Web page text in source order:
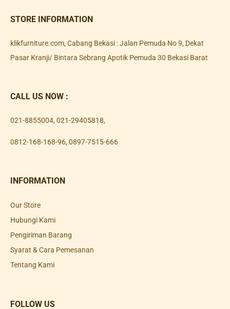
STORE INFORMATION
klikfurniture.com, Cabang Bekasi : Jalan Pemuda No 9, Dekat
Pasar Kranji/ Bintara Sebrang Apotik Pemuda 30 Bekasi Barat
CALL US NOW :
021-8855004, 021-29405818,
0812-168-168-96, 0897-7515-666
INFORMATION
Our Store
Hubungi Kami
Pengiriman Barang
Syarat & Cara Pemesanan
Tentang Kami
FOLLOW US